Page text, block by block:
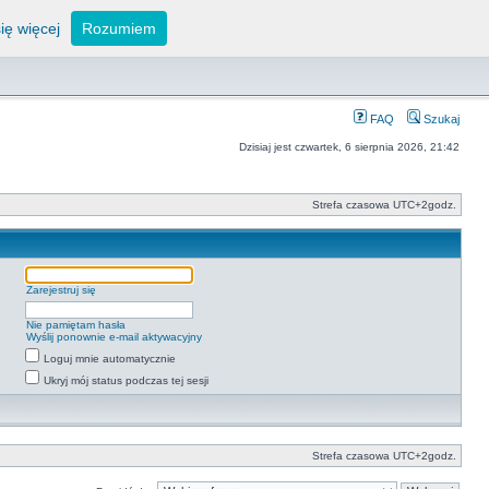
FAQ Szukaj
Dzisiaj jest czwartek, 6 sierpnia 2026, 21:42
Strefa czasowa UTC+2godz.
Zarejestruj się
Nie pamiętam hasła
Wyślij ponownie e-mail aktywacyjny
Loguj mnie automatycznie
Ukryj mój status podczas tej sesji
Strefa czasowa UTC+2godz.
więcej Rozumiem